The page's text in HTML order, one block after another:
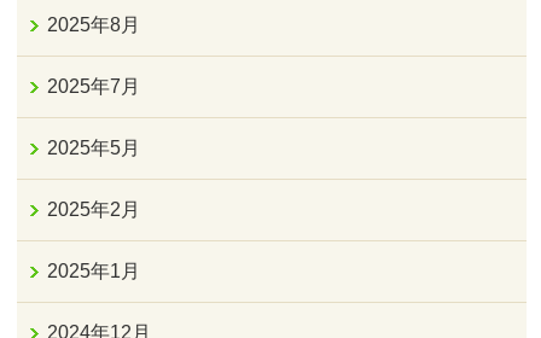
2025年8月
2025年7月
2025年5月
2025年2月
2025年1月
2024年12月